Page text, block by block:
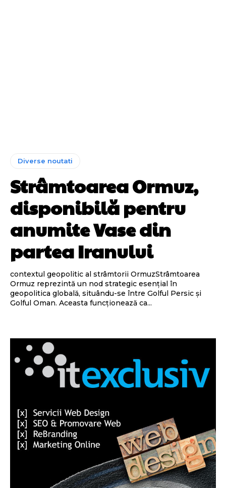
Diverse noutati
Strâmtoarea Ormuz,
disponibilă pentru
anumite Vase din
partea Iranului
contextul geopolitic al strâmtorii OrmuzStrâmtoarea
Ormuz reprezintă un nod strategic esențial în
geopolitica globală, situându-se între Golful Persic și
Golful Oman. Aceasta funcționează ca...